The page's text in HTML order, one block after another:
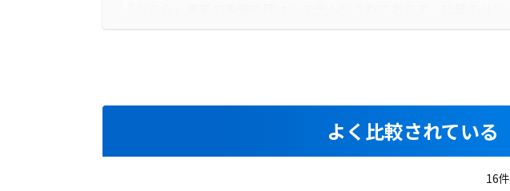
した。また、「ひかりＴＶ」の事業開始時には、システム開発が
導入前に企業が抱えていた課題
株式会社ＮＴＴぷららのサービス運営部は、事務処理全般を担当
た。システム化されていない事務作業が多く、社員の作業負担が
信サービス「ひかりＴＶ」の事業開始に伴い、システム開発が追い
よく比較されている
16